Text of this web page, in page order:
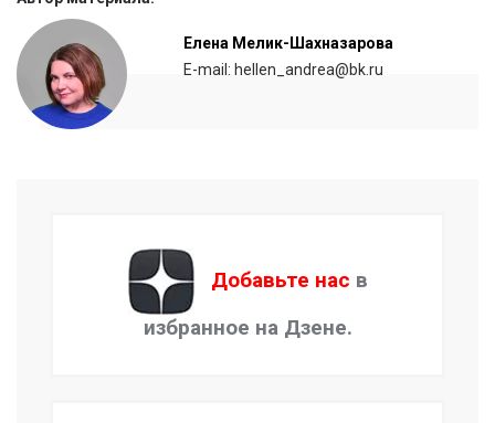
Елена Мелик-Шахназарова
E-mail: hellen_andrea@bk.ru
Добавьте нас в
избранное на Дзене.